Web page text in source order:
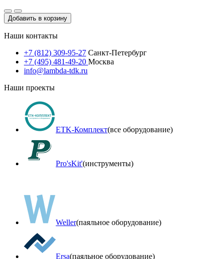
Добавить в корзину
Наши контакты
+7 (812) 309-95-27 Санкт-Петербург
+7 (495) 481-49-20 Москва
info@lambda-tdk.ru
Наши проекты
ETK-Комплект(все оборудование)
Pro'sKit'(инструменты)
Weller(паяльное оборудование)
Ersa(паяльное оборудование)